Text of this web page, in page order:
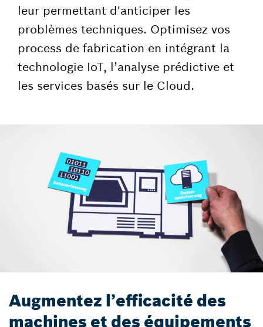
leur permettant d'anticiper les
problèmes techniques. Optimisez vos
process de fabrication en intégrant la
technologie IoT, l’analyse prédictive et
les services basés sur le Cloud.
Augmentez l’efficacité des
machines et des équipements